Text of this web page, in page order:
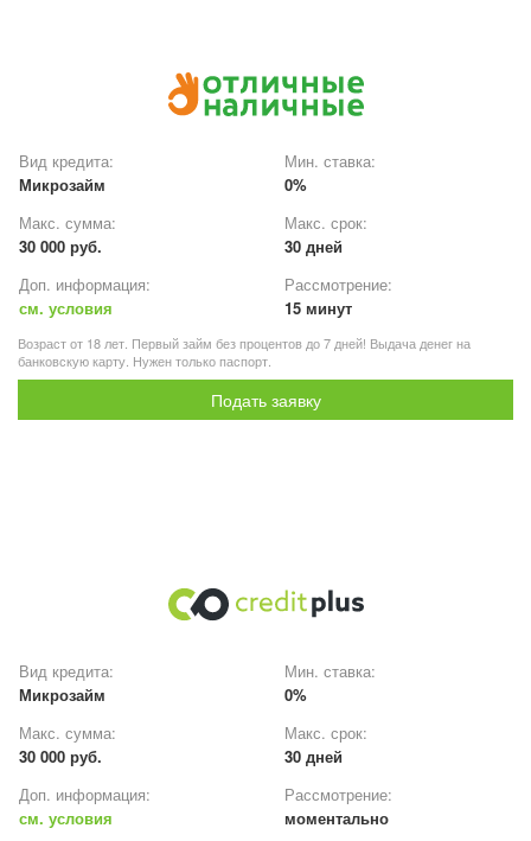
Вид кредита:
Микрозайм
Мин. ставка:
0%
Макс. сумма:
30 000 руб.
Макс. срок:
30 дней
Доп. информация:
см. условия
Рассмотрение:
15 минут
Возраст от 18 лет. Первый займ без процентов до 7 дней! Выдача денег на
банковскую карту. Нужен только паспорт.
Подать заявку
Вид кредита:
Микрозайм
Мин. ставка:
0%
Макс. сумма:
30 000 руб.
Макс. срок:
30 дней
Доп. информация:
см. условия
Рассмотрение:
моментально